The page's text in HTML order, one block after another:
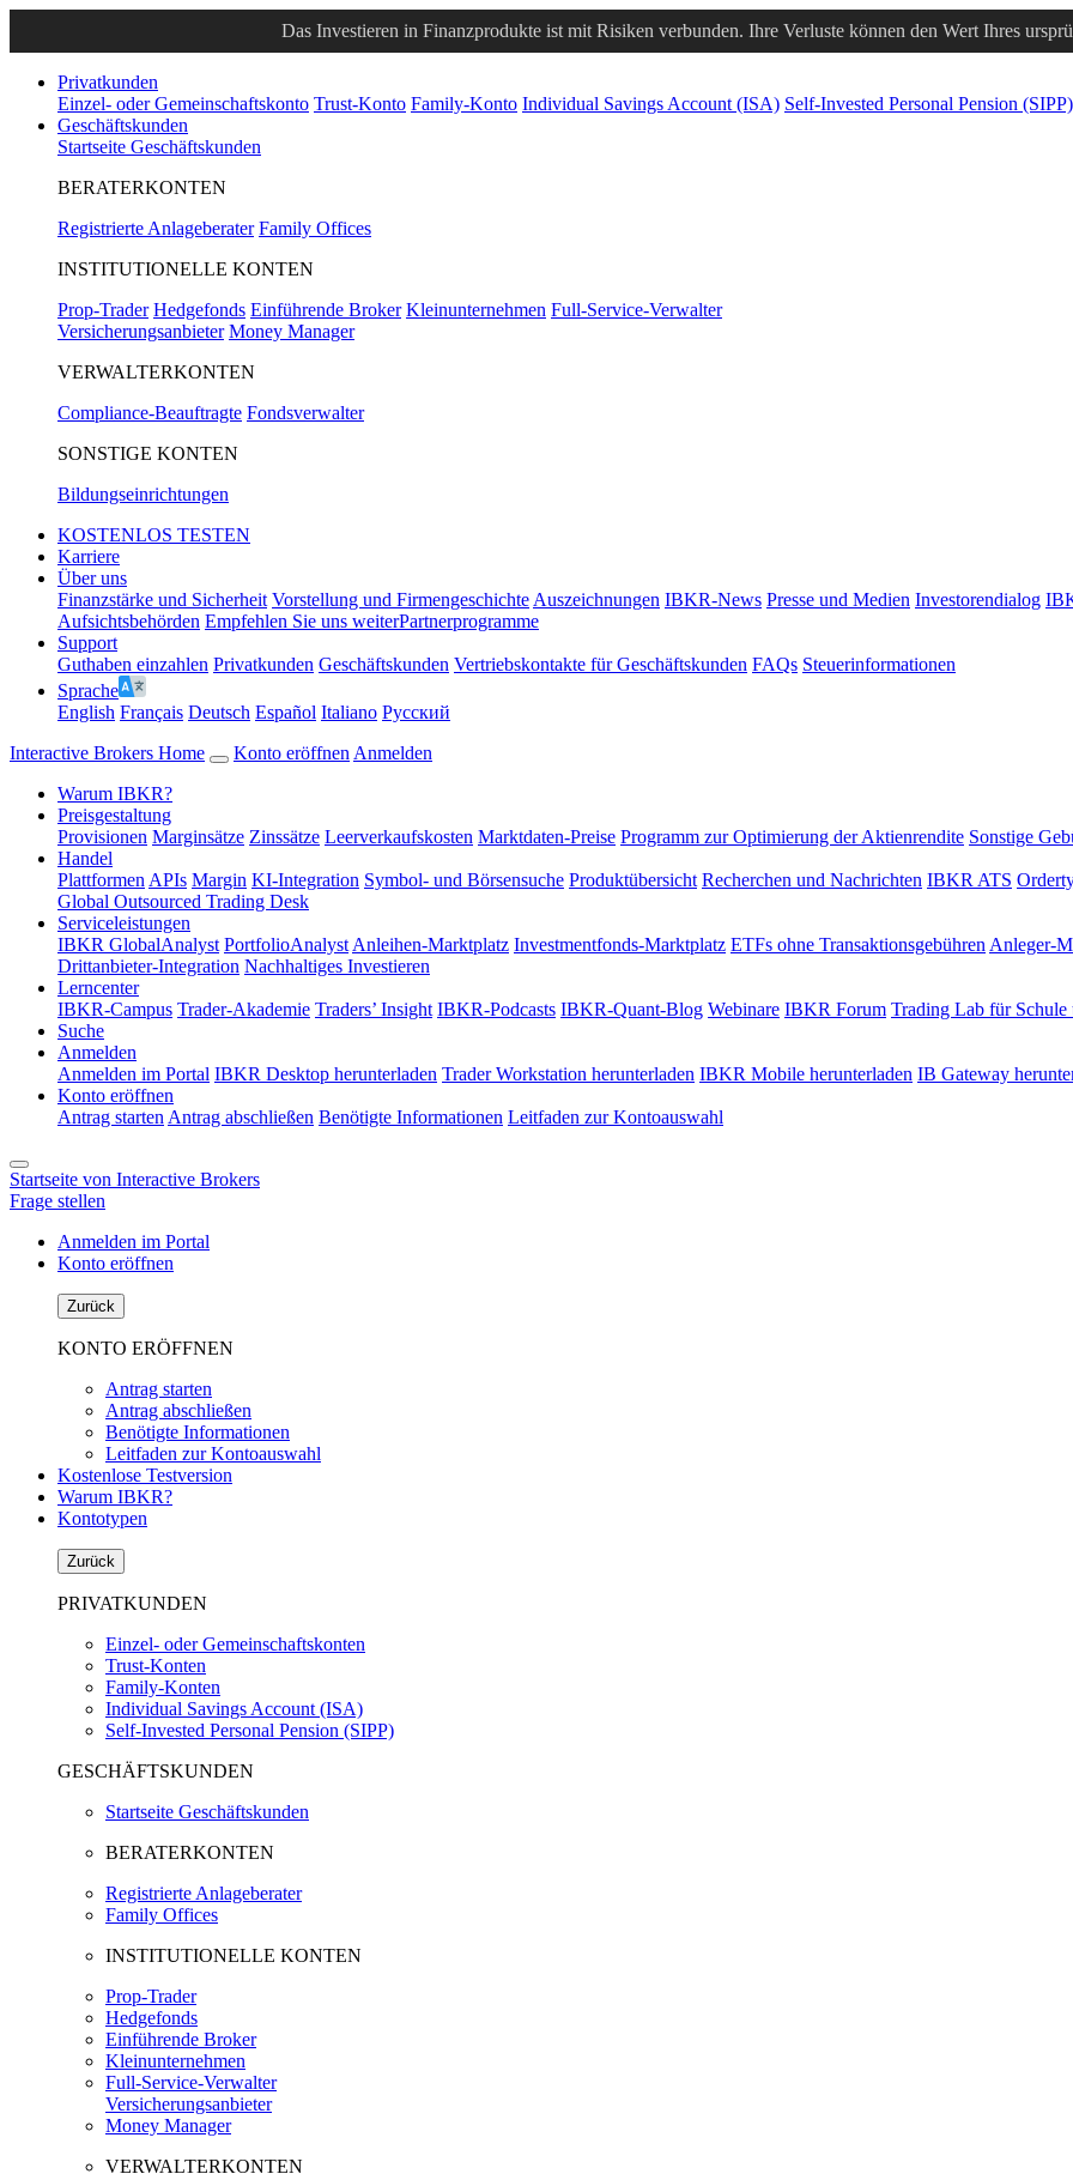
Das Investieren in Finanzprodukte ist mit Risiken verbunden. Ihre Verluste können den Wert Ihres
Privatkunden
Einzel- oder Gemeinschaftskonto Trust-Konto Family-Konto Individual Savings Account (ISA) Self-Invested Personal Pension (SIPP)
Geschäftskunden
Startseite Geschäftskunden
BERATERKONTEN
Registrierte Anlageberater Family Offices
INSTITUTIONELLE KONTEN
Prop-Trader Hedgefonds Einführende Broker Kleinunternehmen Full-Service-Verwalter
Versicherungsanbieter Money Manager
VERWALTERKONTEN
Compliance-Beauftragte Fondsverwalter
SONSTIGE KONTEN
Bildungseinrichtungen
KOSTENLOS TESTEN
Karriere
Über uns
Finanzstärke und Sicherheit Vorstellung und Firmengeschichte Auszeichnungen IBKR-News Presse und Medien Investorendialog
Aufsichtsbehörden Empfehlen Sie uns weiterPartnerprogramme
Support
Guthaben einzahlen Privatkunden Geschäftskunden Vertriebskontakte für Geschäftskunden FAQs Steuerinformationen
Sprache
English Français Deutsch Español Italiano Pусский
Interactive Brokers Home
Konto eröffnen Anmelden
Warum IBKR?
Preisgestaltung
Provisionen Marginsätze Zinssätze Leerverkaufskosten Marktdaten-Preise Programm zur Optimierung der Aktienrendite Sonstige
Handel
Plattformen APIs Margin KI-Integration Symbol- und Börsensuche Produktübersicht Recherchen und Nachrichten IBKR ATS
Global Outsourced Trading Desk
Serviceleistungen
IBKR GlobalAnalyst PortfolioAnalyst Anleihen-Marktplatz Investmentfonds-Marktplatz ETFs ohne Transaktionsgebühren Anleger-
Drittanbieter-Integration Nachhaltiges Investieren
Lerncenter
IBKR-Campus Trader-Akademie Traders’ Insight IBKR-Podcasts IBKR-Quant-Blog Webinare IBKR Forum Trading Lab für Schule
Suche
Anmelden
Anmelden im Portal IBKR Desktop herunterladen Trader Workstation herunterladen IBKR Mobile herunterladen IB Gateway
Konto eröffnen
Antrag starten Antrag abschließen Benötigte Informationen Leitfaden zur Kontoauswahl
Startseite von Interactive Brokers
Frage stellen
Anmelden im Portal
Konto eröffnen
Zurück
KONTO ERÖFFNEN
Antrag starten
Antrag abschließen
Benötigte Informationen
Leitfaden zur Kontoauswahl
Kostenlose Testversion
Warum IBKR?
Kontotypen
Zurück
PRIVATKUNDEN
Einzel- oder Gemeinschaftskonten
Trust-Konten
Family-Konten
Individual Savings Account (ISA)
Self-Invested Personal Pension (SIPP)
GESCHÄFTSKUNDEN
Startseite Geschäftskunden
BERATERKONTEN
Registrierte Anlageberater
Family Offices
INSTITUTIONELLE KONTEN
Prop-Trader
Hedgefonds
Einführende Broker
Kleinunternehmen
Full-Service-Verwalter
Versicherungsanbieter
Money Manager
VERWALTERKONTEN